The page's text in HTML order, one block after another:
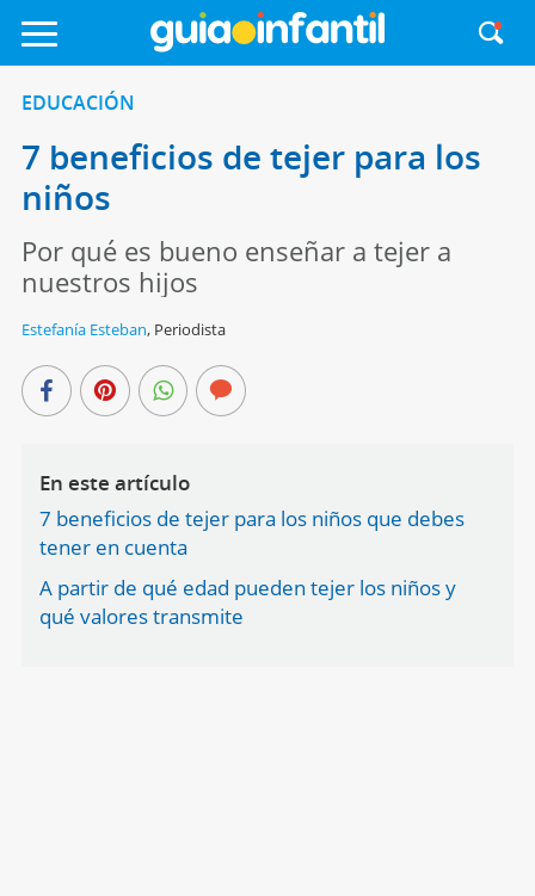
EDUCACIÓN
7 beneficios de tejer para los
niños
Por qué es bueno enseñar a tejer a
nuestros hijos
Estefanía Esteban, Periodista
En este artículo
7 beneficios de tejer para los niños que debes
tener en cuenta
A partir de qué edad pueden tejer los niños y
qué valores transmite